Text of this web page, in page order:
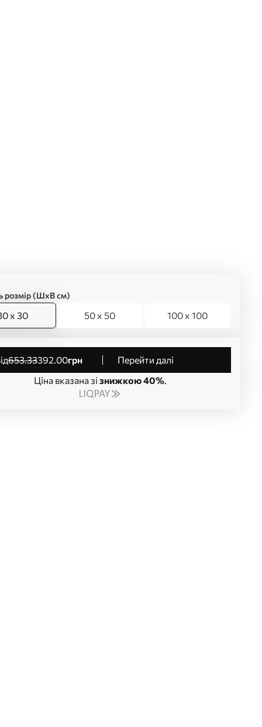
розмір (ШхВ см)
x 30 50 x 50 100 x 100
від653.33392.00грн
Перейти далі
Ціна вказана зі знижкою 40%.